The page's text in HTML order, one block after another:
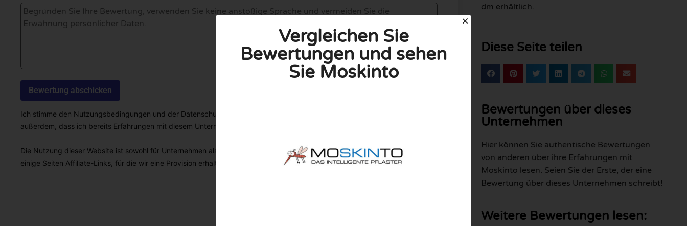
Ich stimme den Nutzungsbedingungen und der Datenschutzrichtlinie zu, indem ich diese Bewertung abgebe. Ich erkläre
außerdem, dass ich bereits Erfahrungen mit diesem Unternehmen gemacht habe.
Die Nutzung dieser Website ist sowohl für Unternehmen als auch für Nutzer völlig kostenlos. Aus diesem Grund enthalten
einige Seiten Affiliate-Links, für die wir eine Provision erhalten können.
dm erhältlich.
Diese Seite teilen
Bewertungen über dieses
Unternehmen
Hier können Sie authentische Bewertungen
von anderen über ihre Erfahrungen mit
Moskinto lesen. Seien Sie der Erste, der eine
Bewertung über dieses Unternehmen schreibt!
Weitere Bewertungen lesen:
Vergleichen Sie
Bewertungen und sehen
Sie Moskinto